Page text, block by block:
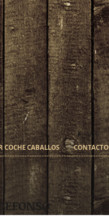
1/16
COCHE CABALLOS CONTACTO